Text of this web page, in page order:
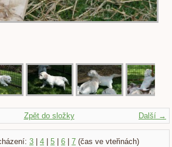
Další →
Zpět do složky
3 4 5 6 7 (čas ve vteřinách)